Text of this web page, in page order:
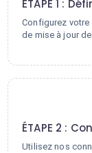
ÉTAPE 1 :
Configurez
de mise à jour
ÉTAPE 2 :
Utilisez nos